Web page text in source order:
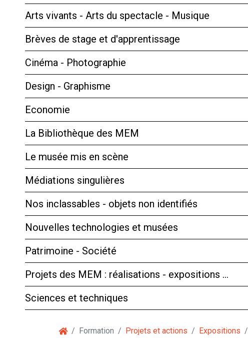
Arts vivants - Arts du spectacle - Musique
Brèves de stage et d'apprentissage
Cinéma - Photographie
Design - Graphisme
Economie
La Bibliothèque des MEM
Le musée mis en scène
Médiations singulières
Nos inclassables - objets non identifiés
Nouvelles technologies et musées
Patrimoine - Société
Projets des MEM : réalisations - expositions …
Sciences et techniques
Formation Projets et actions Expositions